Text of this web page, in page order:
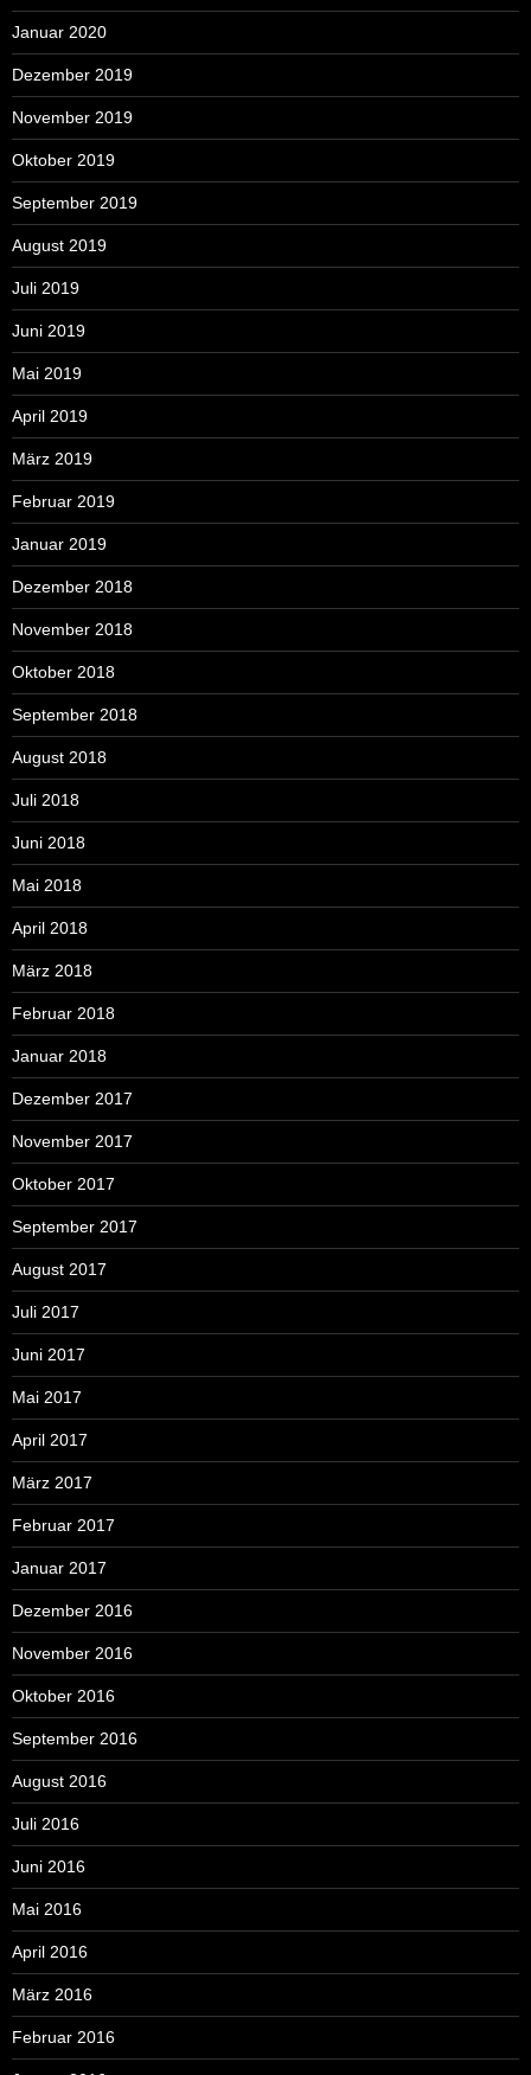
Januar 2020
Dezember 2019
November 2019
Oktober 2019
September 2019
August 2019
Juli 2019
Juni 2019
Mai 2019
April 2019
März 2019
Februar 2019
Januar 2019
Dezember 2018
November 2018
Oktober 2018
September 2018
August 2018
Juli 2018
Juni 2018
Mai 2018
April 2018
März 2018
Februar 2018
Januar 2018
Dezember 2017
November 2017
Oktober 2017
September 2017
August 2017
Juli 2017
Juni 2017
Mai 2017
April 2017
März 2017
Februar 2017
Januar 2017
Dezember 2016
November 2016
Oktober 2016
September 2016
August 2016
Juli 2016
Juni 2016
Mai 2016
April 2016
März 2016
Februar 2016